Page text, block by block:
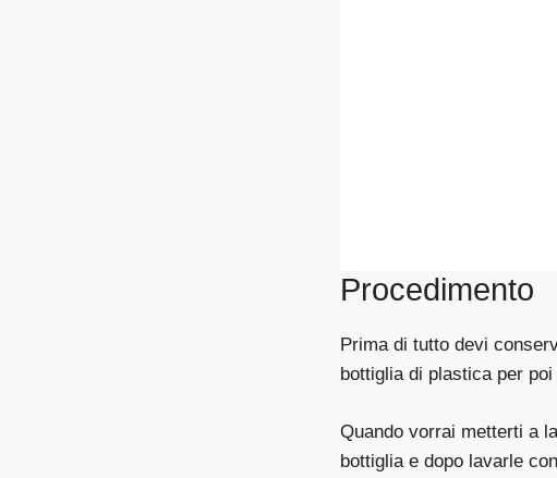
Procedimento
Prima di tutto devi
bottiglia di plastica per
Quando vorrai metterti a
bottiglia e dopo lavarle